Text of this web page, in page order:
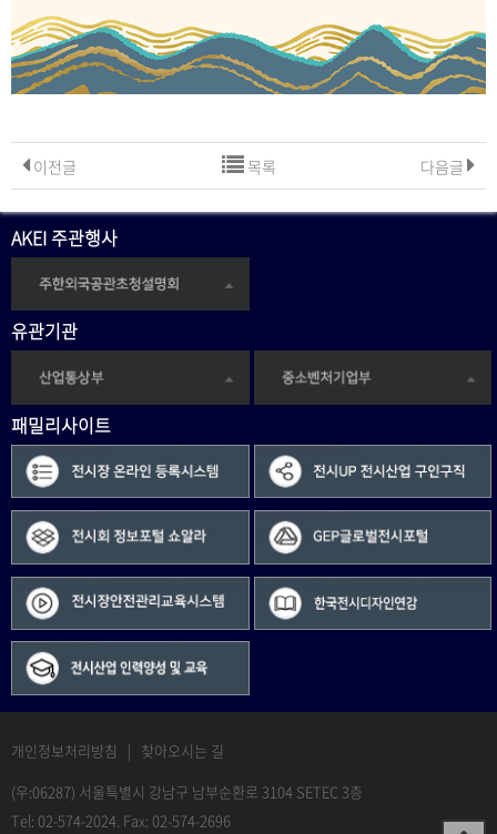
이전글 다음글
목록
AKEI 주관행사
유관기관
패밀리사이트
개인정보처리방침 | 찾아오시는 길
(우:06287) 서울특별시 강남구 남부순환로 3104 SETEC 3층
Tel: 02-574-2024. Fax: 02-574-2696